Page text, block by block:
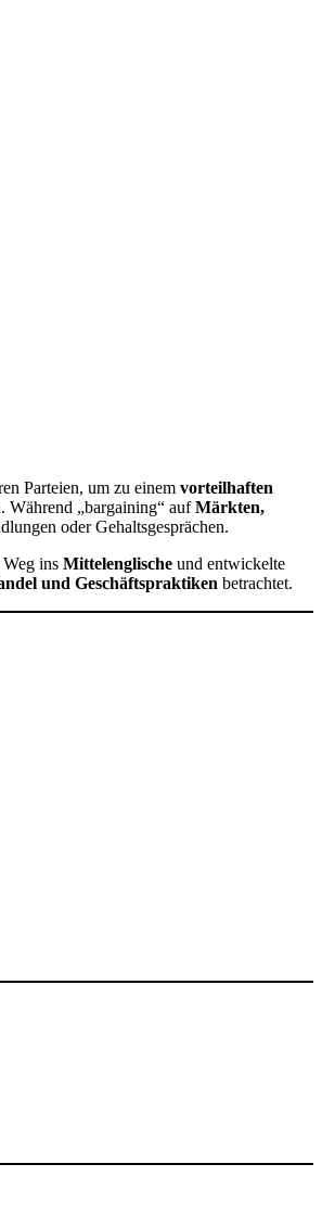
Parteien, um zu einem vorteilhaften
Während „bargaining“ aufMärkten,
oder Gehaltsgesprächen.
ins Mittelenglische und entwickelte
und Geschäftspraktiken betrachtet.